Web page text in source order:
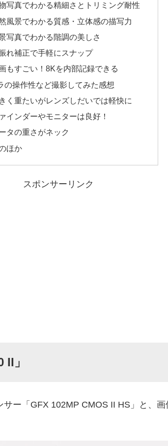
写真でわかる精細さとトリミング耐性
風景でわかる質感・立体感の描写力
写真でわかる階調の美しさ
れ補正で手軽にスナップ
もすごい！8Kを内部記録できる
の操作性など撮影してみた感想
く重たいがレンズしだいでは軽快に
インダーやモニターは良好！
タの重さがネック
ほか
スポンサーリンク
」
ー「GFX 102MP CMOS II HS」と、